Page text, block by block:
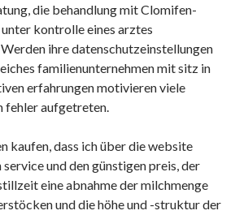
die behandlung mit Clomifen-
kontrolle eines arztes
ihre datenschutzeinstellungen
familienunternehmen mit sitz in
erfahrungen motivieren viele
fehler aufgetreten.
kaufen, dass ich über die website
und den günstigen preis, der
eine abnahme der milchmenge
und die höhe und -struktur der